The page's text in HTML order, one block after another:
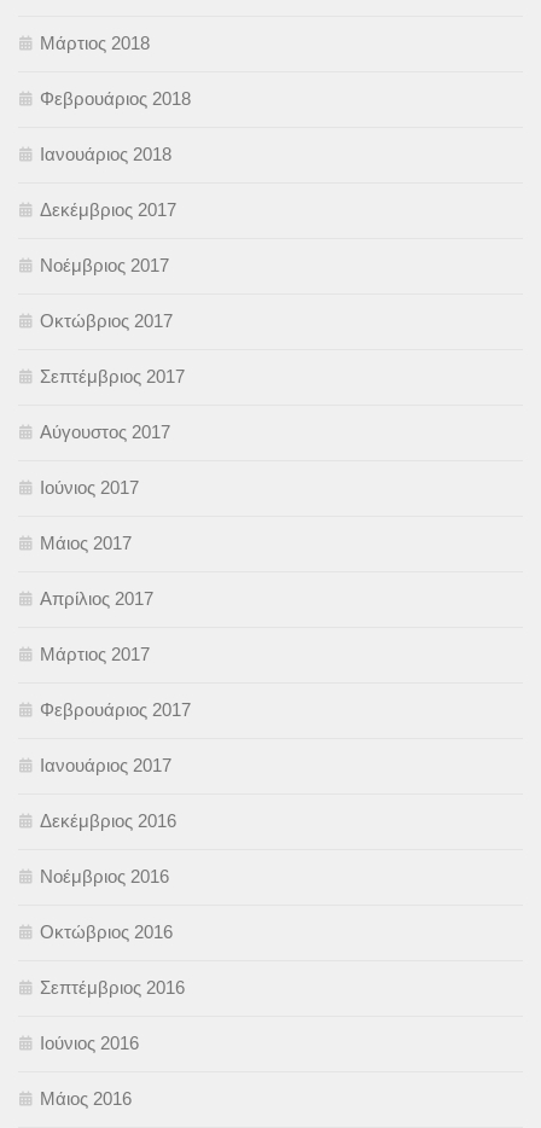
Μάρτιος 2018
Φεβρουάριος 2018
Ιανουάριος 2018
Δεκέμβριος 2017
Νοέμβριος 2017
Οκτώβριος 2017
Σεπτέμβριος 2017
Αύγουστος 2017
Ιούνιος 2017
Μάιος 2017
Απρίλιος 2017
Μάρτιος 2017
Φεβρουάριος 2017
Ιανουάριος 2017
Δεκέμβριος 2016
Νοέμβριος 2016
Οκτώβριος 2016
Σεπτέμβριος 2016
Ιούνιος 2016
Μάιος 2016